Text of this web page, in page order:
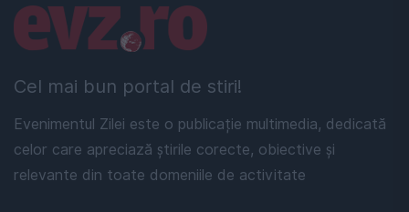
Cel mai bun portal de stiri!
Evenimentul Zilei este o publicație multimedia, dedicată
celor care apreciază știrile corecte, obiective și
relevante din toate domeniile de activitate
Linkuri utile